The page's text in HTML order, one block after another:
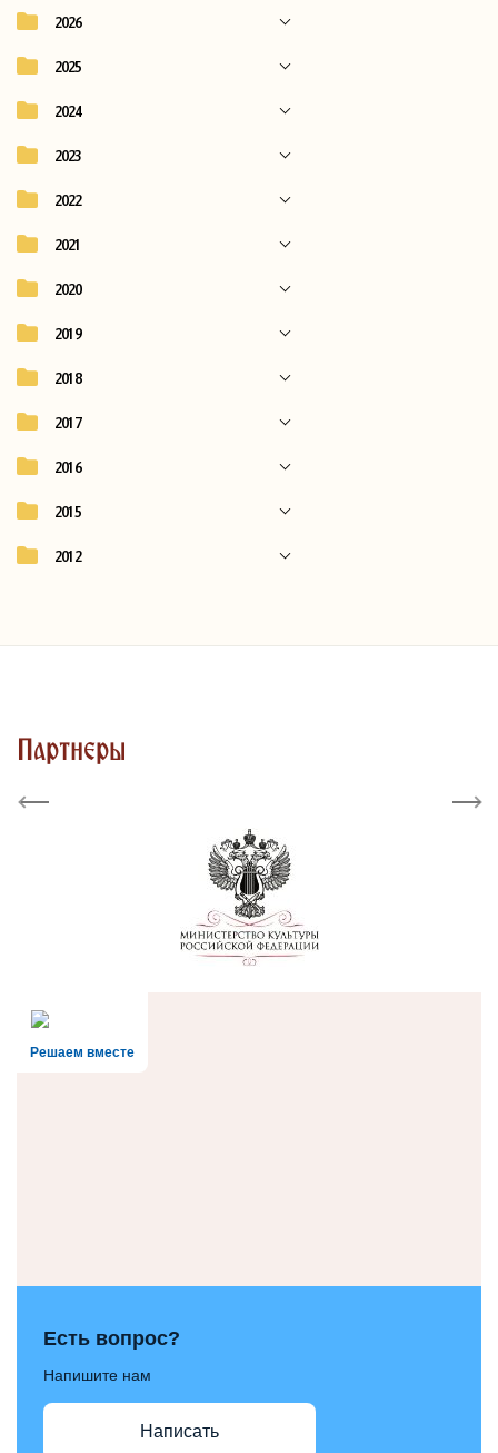
2026
2025
2024
2023
2022
2021
2020
2019
2018
2017
2016
2015
2012
Партнеры
Previous Next
Решаем вместе
Есть вопрос?
Напишите нам
Написать